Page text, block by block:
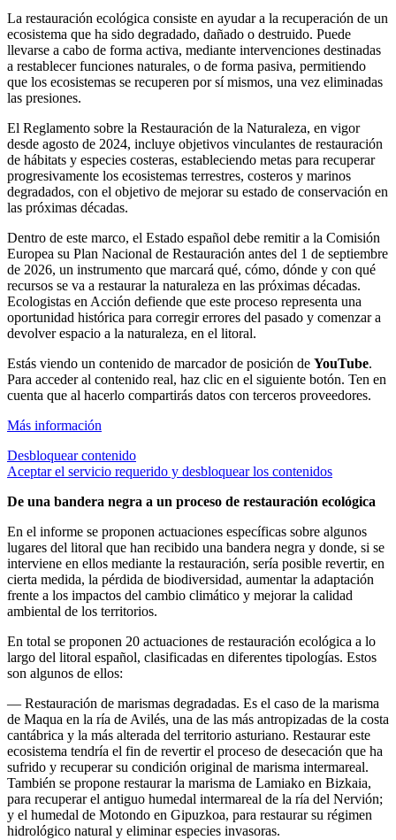
La restauración ecológica consiste en ayudar a la recuperación de un
ecosistema que ha sido degradado, dañado o destruido. Puede
llevarse a cabo de forma activa, mediante intervenciones destinadas
a restablecer funciones naturales, o de forma pasiva, permitiendo
que los ecosistemas se recuperen por sí mismos, una vez eliminadas
las presiones.
El Reglamento sobre la Restauración de la Naturaleza, en vigor
desde agosto de 2024, incluye objetivos vinculantes de restauración
de hábitats y especies costeras, estableciendo metas para recuperar
progresivamente los ecosistemas terrestres, costeros y marinos
degradados, con el objetivo de mejorar su estado de conservación en
las próximas décadas.
Dentro de este marco, el Estado español debe remitir a la Comisión
Europea su Plan Nacional de Restauración antes del 1 de septiembre
de 2026, un instrumento que marcará qué, cómo, dónde y con qué
recursos se va a restaurar la naturaleza en las próximas décadas.
Ecologistas en Acción defiende que este proceso representa una
oportunidad histórica para corregir errores del pasado y comenzar a
devolver espacio a la naturaleza, en el litoral.
Estás viendo un contenido de marcador de posición de YouTube.
Para acceder al contenido real, haz clic en el siguiente botón. Ten en
cuenta que al hacerlo compartirás datos con terceros proveedores.
Más información
Desbloquear contenido
Aceptar el servicio requerido y desbloquear los contenidos
De una bandera negra a un proceso de restauración ecológica
En el informe se proponen actuaciones específicas sobre algunos
lugares del litoral que han recibido una bandera negra y donde, si se
interviene en ellos mediante la restauración, sería posible revertir, en
cierta medida, la pérdida de biodiversidad, aumentar la adaptación
frente a los impactos del cambio climático y mejorar la calidad
ambiental de los territorios.
En total se proponen 20 actuaciones de restauración ecológica a lo
largo del litoral español, clasificadas en diferentes tipologías. Estos
son algunos de ellos:
— Restauración de marismas degradadas. Es el caso de la marisma
de Maqua en la ría de Avilés, una de las más antropizadas de la costa
cantábrica y la más alterada del territorio asturiano. Restaurar este
ecosistema tendría el fin de revertir el proceso de desecación que ha
sufrido y recuperar su condición original de marisma intermareal.
También se propone restaurar la marisma de Lamiako en Bizkaia,
para recuperar el antiguo humedal intermareal de la ría del Nervión;
y el humedal de Motondo en Gipuzkoa, para restaurar su régimen
hidrológico natural y eliminar especies invasoras.